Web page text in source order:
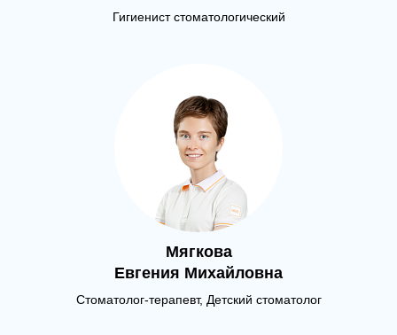
Гигиенист стоматологический
Мягкова
Евгения Михайловна
Стоматолог-терапевт, Детский стоматолог